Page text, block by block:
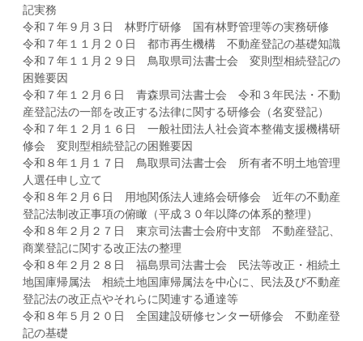
記実務
令和７年９月３日 林野庁研修 国有林野管理等の実務研修
令和７年１１月２０日 都市再生機構 不動産登記の基礎知識
令和７年１１月２９日 鳥取県司法書士会 変則型相続登記の
困難要因
令和７年１２月６日 青森県司法書士会 令和３年民法・不動
産登記法の一部を改正する法律に関する研修会（名変登記）
令和７年１２月１６日 一般社団法人社会資本整備支援機構研
修会 変則型相続登記の困難要因
令和８年１月１７日 鳥取県司法書士会 所有者不明土地管理
人選任申し立て
令和８年２月６日 用地関係法人連絡会研修会 近年の不動産
登記法制改正事項の俯瞰（平成３０年以降の体系的整理）
令和８年２月２７日 東京司法書士会府中支部 不動産登記、
商業登記に関する改正法の整理
令和８年２月２８日 福島県司法書士会 民法等改正・相続土
地国庫帰属法 相続土地国庫帰属法を中心に、民法及び不動産
登記法の改正点やそれらに関連する通達等
令和８年５月２０日 全国建設研修センター研修会 不動産登
記の基礎